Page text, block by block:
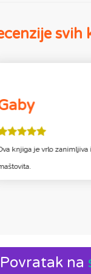
svih
knjiga je vrlo zanimljiva
na